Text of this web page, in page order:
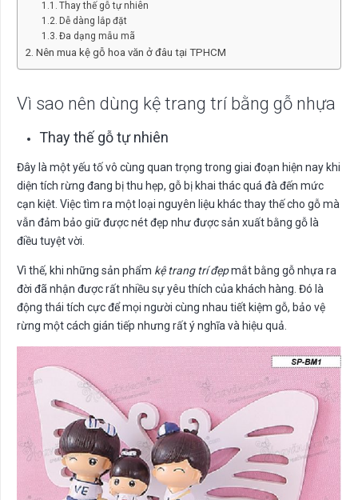
Thay thế gỗ tự nhiên
Dễ dàng lắp đặt
Đa dạng mẫu mã
Nên mua kệ gỗ hoa văn ở đâu tại TPHCM
Vì sao nên dùng kệ trang trí bằng gỗ nhựa
Thay thế gỗ tự nhiên
Đây là một yếu tố vô cùng quan trọng trong giai đoạn hiện nay khi
diện tích rừng đang bị thu hẹp, gỗ bị khai thác quá đà đến mức
cạn kiệt. Việc tìm ra một loại nguyên liệu khác thay thế cho gỗ mà
vẫn đảm bảo giữ được nét đẹp như được sản xuất bằng gỗ là
điều tuyệt vời.
Vì thế, khi những sản phẩm kệ trang trí đẹpmắt bằng gỗ nhựa ra
đời đã nhận được rất nhiều sự yêu thích của khách hàng. Đó là
động thái tích cực để mọi người cùng nhau tiết kiệm gỗ, bảo vệ
rừng một cách gián tiếp nhưng rất ý nghĩa và hiệu quả.